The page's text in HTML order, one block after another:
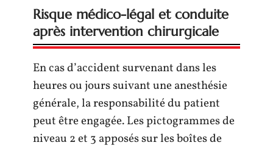
Risque médico-légal et conduite
après intervention chirurgicale
En cas d’accident survenant dans les
heures ou jours suivant une anesthésie
générale, la responsabilité du patient
peut être engagée. Les pictogrammes de
niveau 2 et 3 apposés sur les boîtes de